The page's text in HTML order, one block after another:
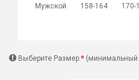
Мужской 158-164 170-
Выберите Размер (минимальный